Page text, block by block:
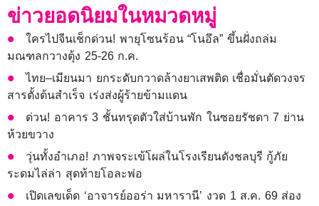
ข่าวยอดนิยมในหมวดหมู่
ใครไปจีนเช็กด่วน! พายุโซนร้อน “โนอึล” ขึ้นฝั่งถล่ม
มณฑลกวางตุ้ง 25-26 ก.ค.
ไทย–เมียนมา ยกระดับกวาดล้างยาเสพติด เชื่อมั่นตัดวงจร
สารตั้งต้นสำเร็จ เร่งส่งผู้ร้ายข้ามแดน
ด่วน! อาคาร 3 ชั้นทรุดตัวใส่บ้านพัก ในซอยรัชดา 7 ย่าน
ห้วยขวาง
วุ่นทั้งอําเภอ! ภาพจระเข้โผล่ในโรงเรียนดังชลบุรี กู้ภัย
ระดมไล่ล่า สุดท้ายโอละพ่อ
เปิดเลขเด็ด ‘อาจารย์ออร่า มหารานี’ งวด 1 ส.ค. 69 ส่อง